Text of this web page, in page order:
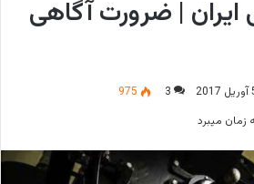
| ضرورت آگاهی
3
975